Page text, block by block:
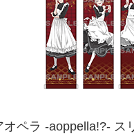
オペラ -aoppella!?- ス